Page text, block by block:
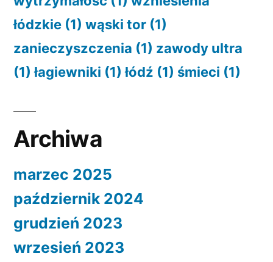
łódzkie (1) wąski tor (1)
zanieczyszczenia (1) zawody ultra
(1) łagiewniki (1) łódź (1) śmieci (1)
Archiwa
marzec 2025
październik 2024
grudzień 2023
wrzesień 2023